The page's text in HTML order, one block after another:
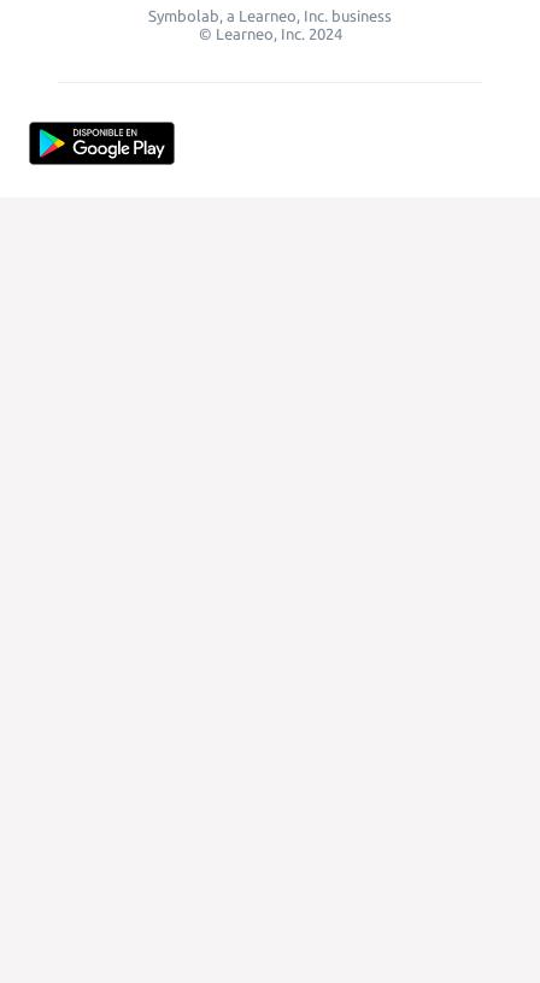
Symbolab, a Learneo, Inc. business
© Learneo, Inc. 2024